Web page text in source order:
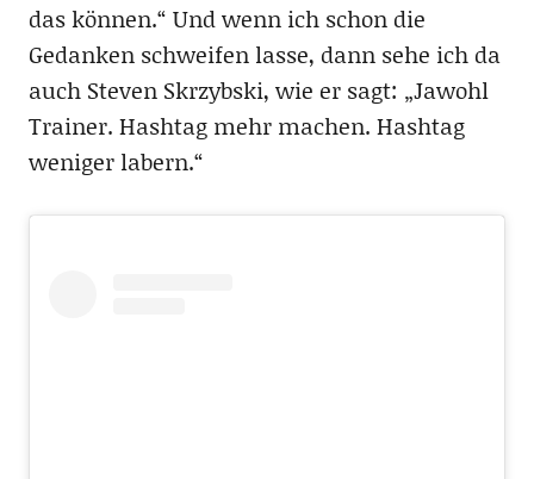
das können.“ Und wenn ich schon die
Gedanken schweifen lasse, dann sehe ich da
auch Steven Skrzybski, wie er sagt: „Jawohl
Trainer. Hashtag mehr machen. Hashtag
weniger labern.“